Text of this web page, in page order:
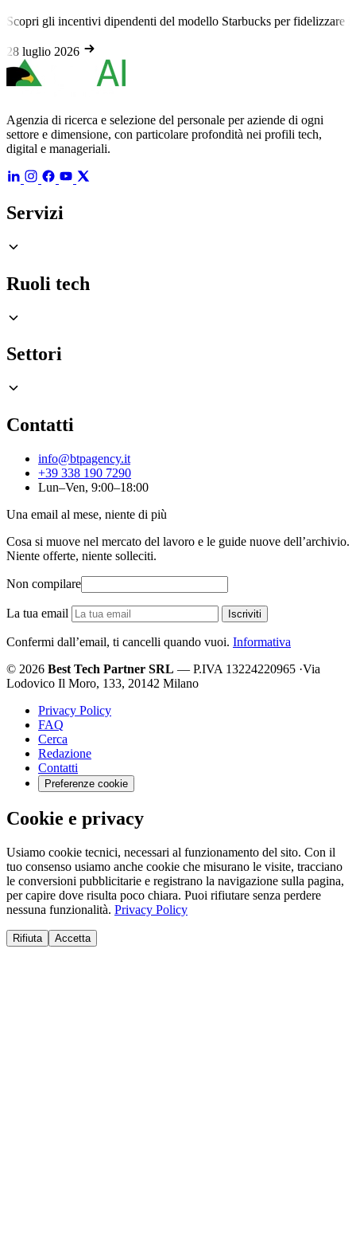
Scopri gli incentivi dipendenti del modello Starbucks per fidelizzare
28 luglio 2026
Agenzia di ricerca e selezione del personale per aziende di ogni
settore e dimensione, con particolare profondità nei profili tech,
digital e manageriali.
Servizi
Ruoli tech
Settori
Contatti
info@btpagency.it
+39 338 190 7290
Lun–Ven, 9:00–18:00
Una email al mese, niente di più
Cosa si muove nel mercato del lavoro e le guide nuove dell’archivio.
Niente offerte, niente solleciti.
Non compilare
La tua email Iscriviti
Confermi dall’email, ti cancelli quando vuoi. Informativa
© 2026 Best Tech Partner SRL — P.IVA 13224220965 ·Via
Lodovico Il Moro, 133, 20142 Milano
Privacy Policy
FAQ
Cerca
Redazione
Contatti
Preferenze cookie
Cookie e privacy
Usiamo cookie tecnici, necessari al funzionamento del sito. Con il
tuo consenso usiamo anche cookie che misurano le visite, tracciano
le conversioni pubblicitarie e registrano la navigazione sulla pagina,
per capire dove risulta poco chiara. Puoi rifiutare senza perdere
nessuna funzionalità. Privacy Policy
Rifiuta Accetta